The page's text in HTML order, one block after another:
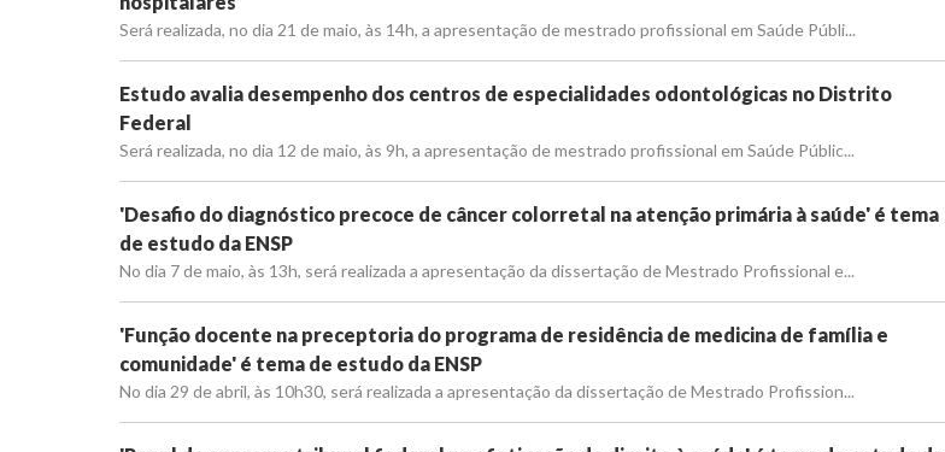
Será realizada, no dia 21 de maio, às 14h, a apresentação de mestrado profissional em Saúde Públi...
Estudo avalia desempenho dos centros de especialidades odontológicas no Distrito
Federal
Será realizada, no dia 12 de maio, às 9h, a apresentação de mestrado profissional em Saúde Públic...
'Desafio do diagnóstico precoce de câncer colorretal na atenção primária à saúde' é tema
de estudo da ENSP
No dia 7 de maio, às 13h, será realizada a apresentação da dissertação de Mestrado Profissional e...
'Função docente na preceptoria do programa de residência de medicina de família e
comunidade' é tema de estudo da ENSP
No dia 29 de abril, às 10h30, será realizada a apresentação da dissertação de Mestrado Profission...